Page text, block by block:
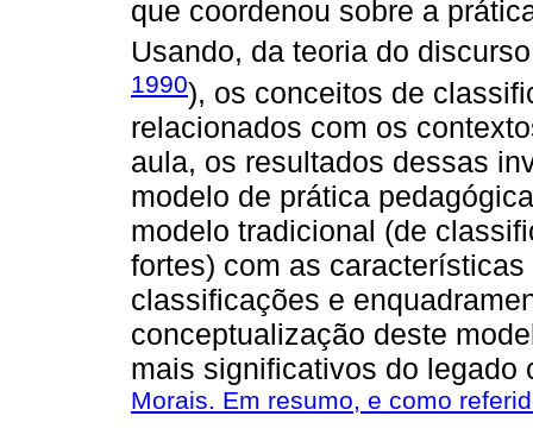
que coordenou sobre a
Usando, da teoria do
1990), os conceitos de
relacionados com os
aula, os resultados dessas
modelo de prática
modelo tradicional (de
fortes) com as
classificações e
conceptualização deste
mais significativos do legado
Morais. Em resumo, e como